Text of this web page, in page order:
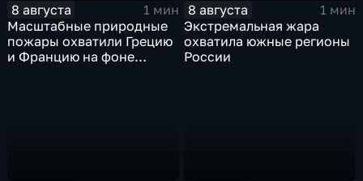
8 августа
1 мин
Масштабные природные
пожары охватили Грецию
и Францию на фоне
8 августа
1 мин
Экстремальная жара
охватила южные регионы
России